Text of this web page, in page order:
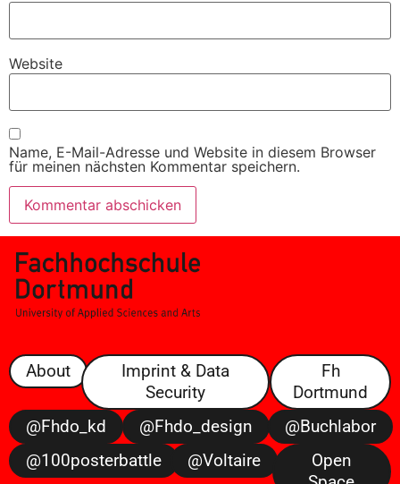
Website
Name, E-Mail-Adresse und Website in diesem Browser
für meinen nächsten Kommentar speichern.
About
Imprint & Data
Security
Fh
Dortmund
@fhdo_kd
@fhdo_design
@buchlabor
@100posterbattle
@voltaire
Open